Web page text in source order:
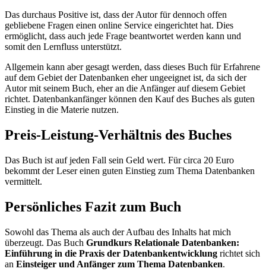
Das durchaus Positive ist, dass der Autor für dennoch offen
gebliebene Fragen einen online Service eingerichtet hat. Dies
ermöglicht, dass auch jede Frage beantwortet werden kann und
somit den Lernfluss unterstützt.
Allgemein kann aber gesagt werden, dass dieses Buch für Erfahrene
auf dem Gebiet der Datenbanken eher ungeeignet ist, da sich der
Autor mit seinem Buch, eher an die Anfänger auf diesem Gebiet
richtet. Datenbankanfänger können den Kauf des Buches als guten
Einstieg in die Materie nutzen.
Preis-Leistung-Verhältnis des Buches
Das Buch ist auf jeden Fall sein Geld wert. Für circa 20 Euro
bekommt der Leser einen guten Einstieg zum Thema Datenbanken
vermittelt.
Persönliches Fazit zum Buch
Sowohl das Thema als auch der Aufbau des Inhalts hat mich
überzeugt. Das Buch Grundkurs Relationale Datenbanken:
Einführung in die Praxis der Datenbankentwicklung richtet sich
an Einsteiger und Anfänger zum Thema Datenbanken.